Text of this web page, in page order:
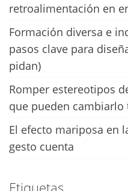
retroalimentación en
Formación diversa e
pasos clave para
pidan)
Romper estereotipos
que pueden cambiarlo
El efecto mariposa en
gesto cuenta
Etiquetas